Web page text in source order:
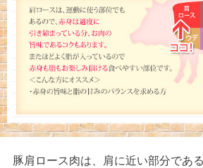
豚肩ロース肉は、肩に近い部分であ